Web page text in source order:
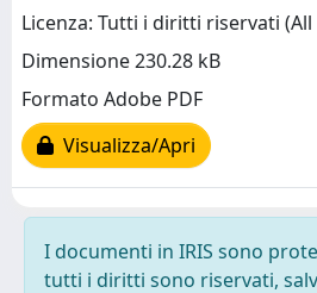
Licenza: Tutti i diritti riservati
Dimensione 230.28 kB
Formato Adobe PDF
Visualizza/Apri
I documenti in IRIS sono
tutti i diritti sono riservati,